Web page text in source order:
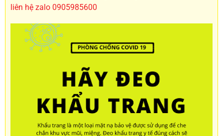
liên hệ zalo 0905985600